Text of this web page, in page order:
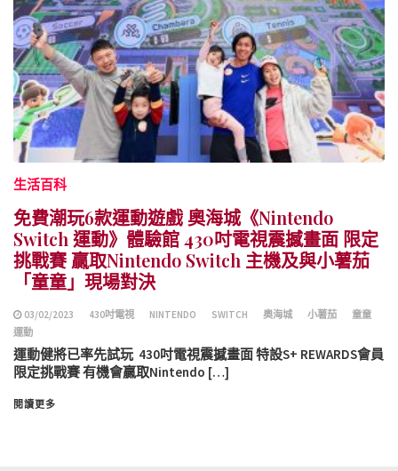
生活百科
免費潮玩6款運動遊戲 奧海城《Nintendo
Switch 運動》體驗館 430吋電視震撼畫面 限定
挑戰賽 贏取Nintendo Switch 主機及與小薯茄
「童童」現場對決
03/02/2023 430吋電視 NINTENDO SWITCH 奧海城 小薯茄
童童
運動
運動健將已率先試玩 430吋電視震撼畫面 特設S+ REWARDS會員
限定挑戰賽 有機會贏取Nintendo […]
閱讀更多